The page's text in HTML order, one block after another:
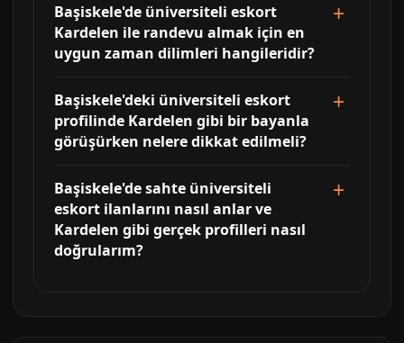
Başiskele'de üniversiteli eskort
Kardelen ile randevu almak için en
uygun zaman dilimleri hangileridir?
Başiskele'deki üniversiteli eskort
profilinde Kardelen gibi bir bayanla
görüşürken nelere dikkat edilmeli?
Başiskele'de sahte üniversiteli
eskort ilanlarını nasıl anlar ve
Kardelen gibi gerçek profilleri nasıl
doğrularım?